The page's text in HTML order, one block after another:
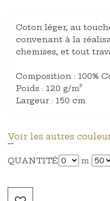
Coton léger, au
convenant à la
chemises, et tout
Composition : 100%
Poids : 120 g/m²
Largeur : 150 cm
Voir les autres
QUANTITÉ m